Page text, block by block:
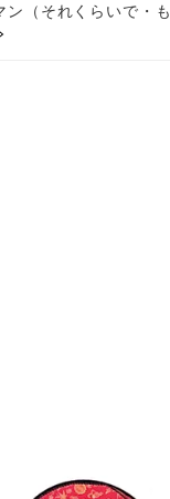
ン（それくらいで・